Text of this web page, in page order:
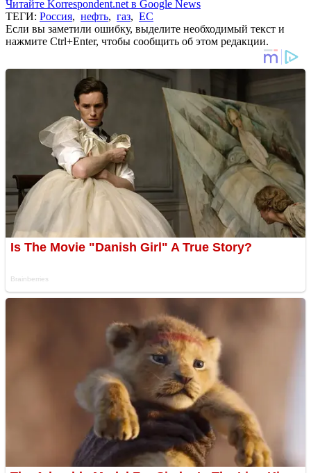
Читайте Korrespondent.net в Google News
ТЕГИ: Россия, нефть, газ, ЕС
Если вы заметили ошибку, выделите необходимый текст и
нажмите Ctrl+Enter, чтобы сообщить об этом редакции.